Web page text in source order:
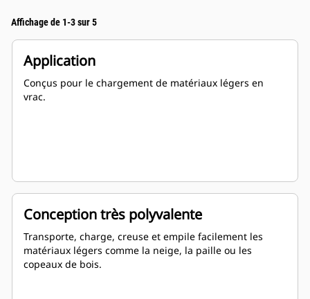
Affichage de 1-3 sur 5
Application
Conçus pour le chargement de matériaux légers en
vrac.
Conception très polyvalente
Transporte, charge, creuse et empile facilement les
matériaux légers comme la neige, la paille ou les
copeaux de bois.